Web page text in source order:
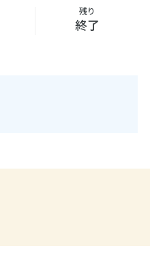
残り
終了